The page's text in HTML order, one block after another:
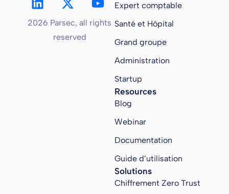
2026 Parsec, all rights
reserved
Expert comptable
Santé et Hôpital
Grand groupe
Administration
Startup
Resources
Blog
Webinar
Documentation
Guide d’utilisation
Solutions
Chiffrement Zero Trust